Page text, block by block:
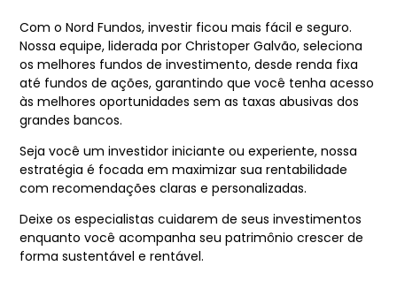
Com o Nord Fundos, investir ficou mais fácil e seguro.
Nossa equipe, liderada por Christoper Galvão, seleciona
os melhores fundos de investimento, desde renda fixa
até fundos de ações, garantindo que você tenha acesso
às melhores oportunidades sem as taxas abusivas dos
grandes bancos.
Seja você um investidor iniciante ou experiente, nossa
estratégia é focada em maximizar sua rentabilidade
com recomendações claras e personalizadas.
Deixe os especialistas cuidarem de seus investimentos
enquanto você acompanha seu patrimônio crescer de
forma sustentável e rentável.